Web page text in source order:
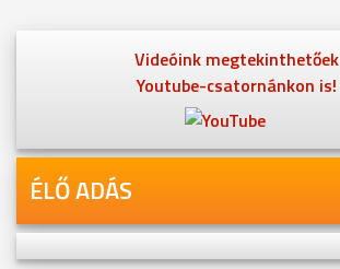
Videóink megtekinthetőek
Youtube-csatornánkon is!
ÉLŐ ADÁS